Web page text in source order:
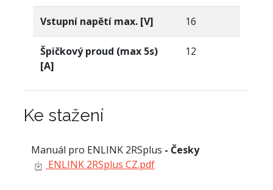
Vstupní napětí max. [V] 16
Špičkový proud (max 5s)
[A]
12
Ke stažení
Manuál pro ENLINK 2RSplus - Česky
ENLINK 2RSplus CZ.pdf